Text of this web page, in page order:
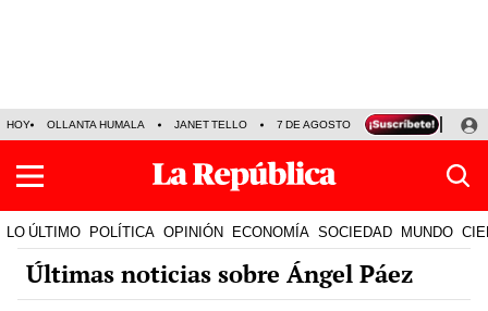
HOY OLLANTA HUMALA JANET TELLO 7 DE AGOSTO TINKA RESULTADOS
LO ÚLTIMO POLÍTICA OPINIÓN ECONOMÍA SOCIEDAD MUNDO
Últimas noticias sobre Ángel Páez